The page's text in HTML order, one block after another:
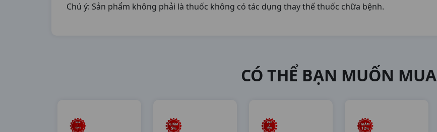
Chú ý: Sản phẩm không phải là thuốc không có tác dụng thay thế thuốc chữa bệnh.
CÓ THỂ BẠN MUỐN MUA